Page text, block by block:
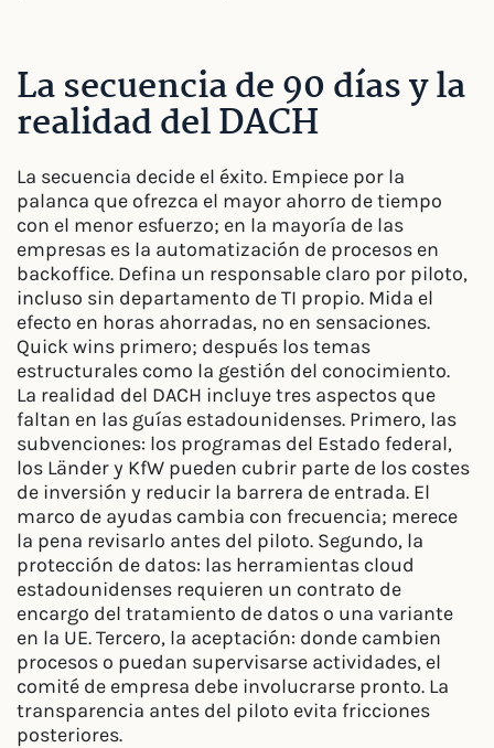
La secuencia de 90 días y la
realidad del DACH
La secuencia decide el éxito. Empiece por la
palanca que ofrezca el mayor ahorro de tiempo
con el menor esfuerzo; en la mayoría de las
empresas es la automatización de procesos en
backoffice. Defina un responsable claro por piloto,
incluso sin departamento de TI propio. Mida el
efecto en horas ahorradas, no en sensaciones.
Quick wins primero; después los temas
estructurales como la gestión del conocimiento.
La realidad del DACH incluye tres aspectos que
faltan en las guías estadounidenses. Primero, las
subvenciones: los programas del Estado federal,
los Länder y KfW pueden cubrir parte de los costes
de inversión y reducir la barrera de entrada. El
marco de ayudas cambia con frecuencia; merece
la pena revisarlo antes del piloto. Segundo, la
protección de datos: las herramientas cloud
estadounidenses requieren un contrato de
encargo del tratamiento de datos o una variante
en la UE. Tercero, la aceptación: donde cambien
procesos o puedan supervisarse actividades, el
comité de empresa debe involucrarse pronto. La
transparencia antes del piloto evita fricciones
posteriores.